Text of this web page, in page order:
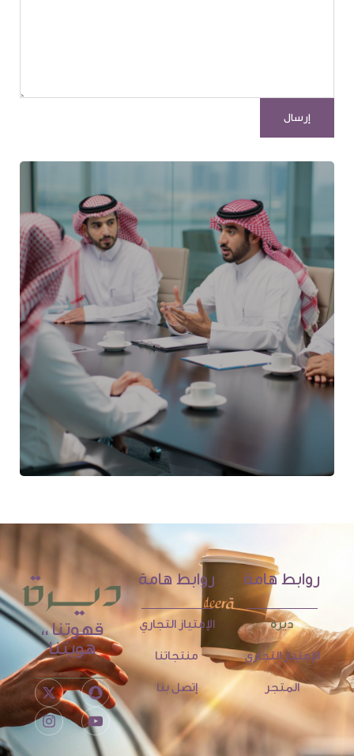
قهوتنا ،،
هويتنا
روابط هامة
ديرة
الإمتياز التجاري
المتجر
روابط هامة
الإمتياز التجاري
منتجاتنا
إتصل بنا